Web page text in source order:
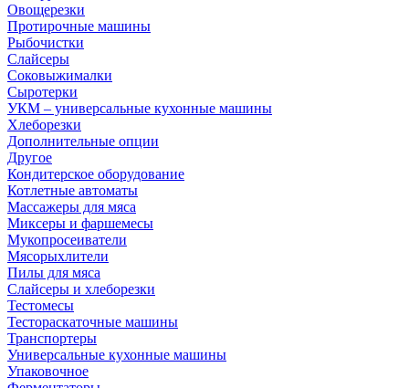
Овощерезки
Протирочные машины
Рыбочистки
Слайсеры
Соковыжималки
Сыротерки
УКМ – универсальные кухонные машины
Хлеборезки
Дополнительные опции
Другое
Кондитерское оборудование
Котлетные автоматы
Массажеры для мяса
Миксеры и фаршемесы
Мукопросеиватели
Мясорыхлители
Пилы для мяса
Слайсеры и хлеборезки
Тестомесы
Тестораскаточные машины
Транспортеры
Универсальные кухонные машины
Упаковочное